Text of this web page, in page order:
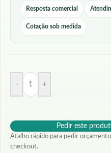
Resposta comercial
Cotação sob medida
- +
Pedir este
Atalho rápido para pedir
checkout.